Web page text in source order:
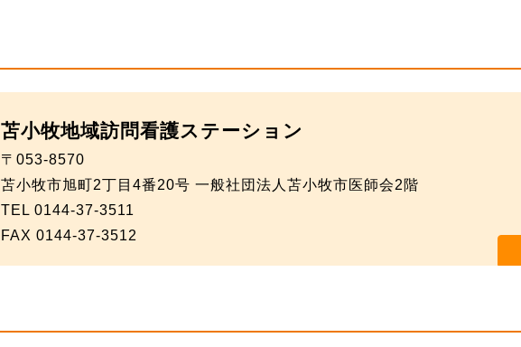
苫小牧地域訪問看護ステーション
〒053-8570
苫小牧市旭町2丁目4番20号 一般社団法人苫小牧市医師会2階
TEL 0144-37-3511
FAX 0144-37-3512